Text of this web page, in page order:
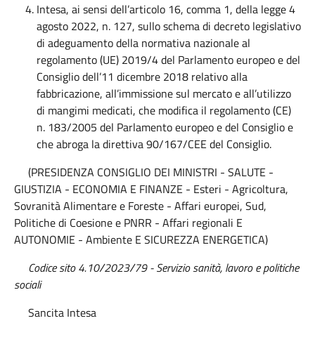
Intesa, ai sensi dell’articolo 16, comma 1, della legge 4
agosto 2022, n. 127, sullo schema di decreto legislativo
di adeguamento della normativa nazionale al
regolamento (UE) 2019/4 del Parlamento europeo e del
Consiglio dell’11 dicembre 2018 relativo alla
fabbricazione, all’immissione sul mercato e all’utilizzo
di mangimi medicati, che modifica il regolamento (CE)
n. 183/2005 del Parlamento europeo e del Consiglio e
che abroga la direttiva 90/167/CEE del Consiglio.
(PRESIDENZA CONSIGLIO DEI MINISTRI - SALUTE -
GIUSTIZIA - ECONOMIA E FINANZE - Esteri - Agricoltura,
Sovranità Alimentare e Foreste - Affari europei, Sud,
Politiche di Coesione e PNRR - Affari regionali E
AUTONOMIE - Ambiente E SICUREZZA ENERGETICA)
Codice sito 4.10/2023/79 - Servizio sanità, lavoro e politiche
sociali
Sancita Intesa